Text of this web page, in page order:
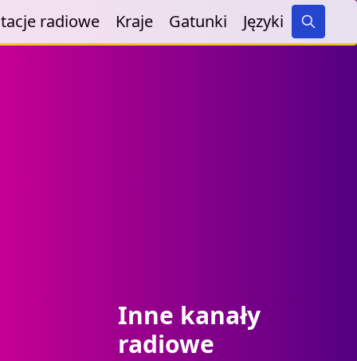
radiowe Kraje Gatunki Języki
Search
Inne kanały
radiowe